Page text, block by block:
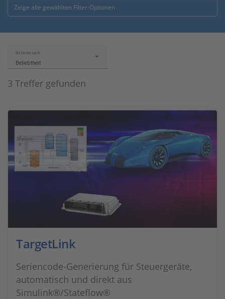
Zeige alle gewählten Filter-Optionen
3 Treffer gefunden
Sortieren nach:
Beliebtheit
TargetLink
Seriencode-Generierung für Steuergeräte,
automatisch und direkt aus
Simulink®/Stateflow®